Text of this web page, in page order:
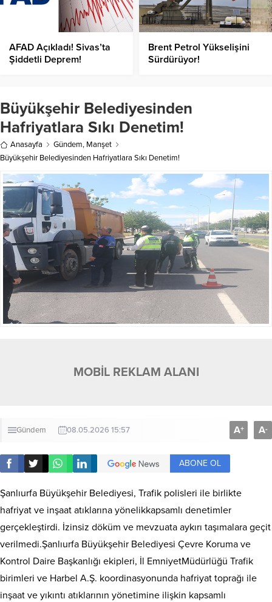
AFAD Açıkladı! Sivas’ta
Şiddetli Deprem!
Brent Petrol Yükselişini
Sürdürüyor!
Büyükşehir Belediyesinden
Hafriyatlara Sıkı Denetim!
Anasayfa Gündem, Manşet
Büyükşehir Belediyesinden Hafriyatlara Sıkı Denetim!
MOBİL REKLAM ALANI
Gündem 08.05.2026 15:57 A+ A-
ABONE OL
Şanlıurfa Büyükşehir Belediyesi, Trafik polisleri ile birlikte
hafriyat ve inşaat atıklarına yönelikkapsamlı denetimler
gerçekleştirdi. İzinsiz döküm ve mevzuata aykırı taşımalara geçit
verilmedi.Şanlıurfa Büyükşehir Belediyesi Çevre Koruma ve
Kontrol Daire Başkanlığı ekipleri, İl EmniyetMüdürlüğü Trafik
birimleri ve Harbel A.Ş. koordinasyonunda hafriyat toprağı ile
inşaat ve yıkıntı atıklarının yönetimine ilişkin kapsamlı